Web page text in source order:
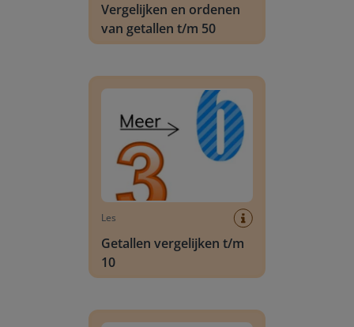
Vergelijken en ordenen
van getallen t/m 50
Les
Getallen vergelijken t/m
10